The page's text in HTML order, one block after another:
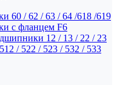
60 / 62 / 63 / 64 /618 /619
с фланцем F6
12 / 13 / 22 / 23
/ 522 / 523 / 532 / 533